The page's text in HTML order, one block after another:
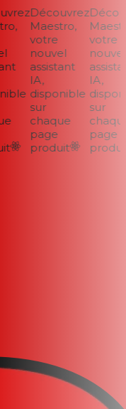
Découvrez
Maestro,
votre
nouvel
assistant
IA,
disponible
sur
chaque
page
produit
votre
nouvel
IA,
sur
chaque
page
produit